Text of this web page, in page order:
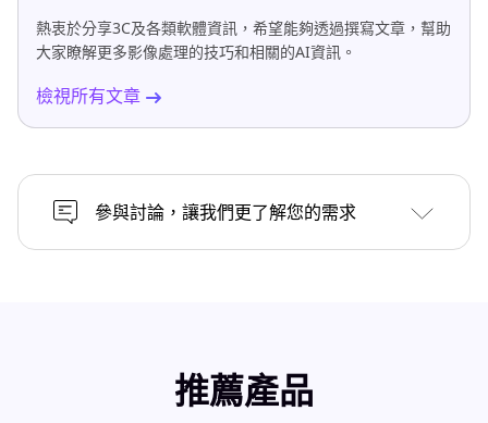
熱衷於分享3C及各類軟體資訊，希望能夠透過撰寫文章，幫助
大家瞭解更多影像處理的技巧和相關的AI資訊。
檢視所有文章
參與討論，讓我們更了解您的需求
推薦產品